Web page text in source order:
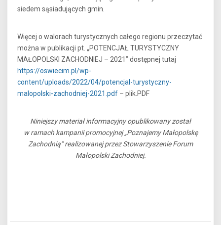
siedem sąsiadujących gmin.
Więcej o walorach turystycznych całego regionu przeczytać
można w publikacji pt. „POTENCJAŁ TURYSTYCZNY
MAŁOPOLSKI ZACHODNIEJ – 2021” dostępnej tutaj
https://oswiecim.pl/wp-
content/uploads/2022/04/potencjal-turystyczny-
malopolski-zachodniej-2021.pdf – plik.PDF
Niniejszy materiał informacyjny opublikowany został
w ramach kampanii promocyjnej „Poznajemy Małopolskę
Zachodnią” realizowanej przez Stowarzyszenie Forum
Małopolski Zachodniej.